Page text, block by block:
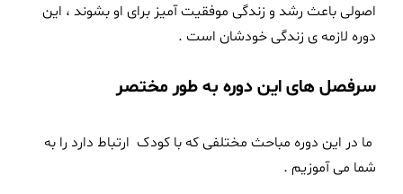
اصولی باعث رشد و زندگی موفقیت آمیز برای او بشوند ، این
دوره لازمه ی زندگی خودشان است .
سرفصل های این دوره به طور مختصر
ما در این دوره مباحث مختلفی که با کودک ارتباط دارد را به
شما می آموزیم .